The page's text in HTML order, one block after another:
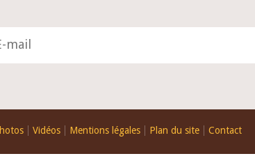
Vidéos Mentions légales Plan du site Contact